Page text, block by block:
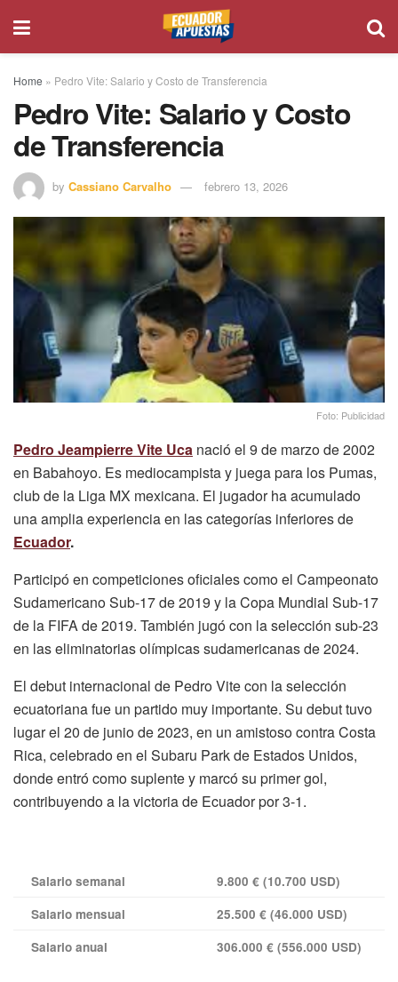
Home » Pedro Vite: Salario y Costo de Transferencia
Pedro Vite: Salario y Costo
de Transferencia
by Cassiano Carvalho febrero 13, 2026
Foto: Publicidad
Pedro Jeampierre Vite Uca nació el 9 de marzo de 2002
en Babahoyo. Es mediocampista y juega para los Pumas,
club de la Liga MX mexicana. El jugador ha acumulado
una amplia experiencia en las categorías inferiores de
Ecuador.
Participó en competiciones oficiales como el Campeonato
Sudamericano Sub-17 de 2019 y la Copa Mundial Sub-17
de la FIFA de 2019. También jugó con la selección sub-23
en las eliminatorias olímpicas sudamericanas de 2024.
El debut internacional de Pedro Vite con la selección
ecuatoriana fue un partido muy importante. Su debut tuvo
lugar el 20 de junio de 2023, en un amistoso contra Costa
Rica, celebrado en el Subaru Park de Estados Unidos,
donde entró como suplente y marcó su primer gol,
contribuyendo a la victoria de Ecuador por 3-1.
Salario semanal
9.800 € (10.700 USD)
Salario mensual
25.500 € (46.000 USD)
Salario anual
306.000 € (556.000 USD)